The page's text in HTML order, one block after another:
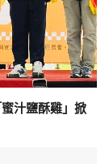
汁鹽酥雞」掀